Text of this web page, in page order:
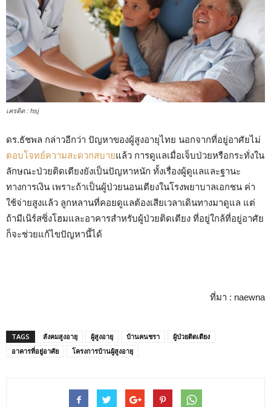
เครดิต : hsj
ดร.ธัชพล กล่าวอีกว่า ปัญหาของผู้สูงอายุไทย นอกจากที่อยู่อาศัยไม่
ตอบโจทย์ความสะดวกสบายแล้ว การดูแลเมื่อเจ็บป่วยหรือกระทั่งใน
ลักษณะป่วยติดเตียงยังเป็นปัญหาหนัก ทั้งเรื่องผู้ดูแลและฐานะ
ทางการเงิน เพราะถ้าเป็นผู้ป่วยนอนเตียงในโรงพยาบาลเอกชน ค่า
ใช้จ่ายสูงแล้ว ลูกหลานที่คอยดูแลต้องเสียเวลาเดินทางมาดูแล แต่
ถ้ามีเนิร์สซิ่งโฮมและอาคารสำหรับผู้ป่วยติดเตียง ที่อยู่ใกล้ที่อยู่อาศัย
ก็จะช่วยแก้ไขปัญหานี้ได้
ที่มา : naewna
TAGS สังคมสูงอายุ ผู้สูงอายุ บ้านคนชรา
ผู้ป่วยติดเตียง
อาคารที่อยู่อาศัย
โครงการบ้านผู้สูงอายุ